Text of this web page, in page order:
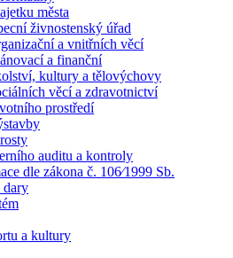
města
živnostenský úřad
a vnitřních věcí
a finanční
kultury a tělovýchovy
věcí a zdravotnictví
prostředí
auditu a kontroly
dle zákona č. 106⁄1999 Sb.
dary
a kultury